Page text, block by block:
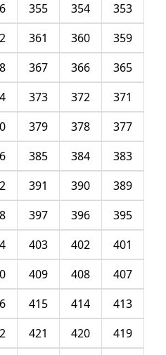
353
354
355
359
360
361
365
366
367
371
372
373
377
378
379
383
384
385
389
390
391
395
396
397
401
402
403
407
408
409
413
414
415
419
420
421